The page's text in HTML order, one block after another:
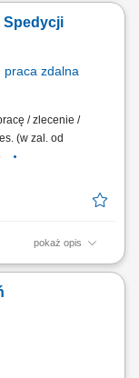
Pomoc w
higiena
Spedycji
praca zdalna
/ zlecenie /
(w zal. od
pokaż opis
międzynarodowych,
i terminów